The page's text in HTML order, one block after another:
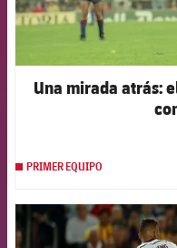
Una mirada atrás:
PRIMER EQUIPO